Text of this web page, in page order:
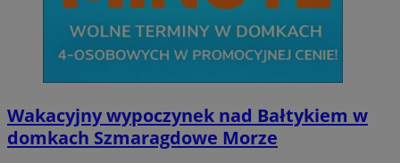
Wakacyjny wypoczynek nad Bałtykiem w
domkach Szmaragdowe Morze